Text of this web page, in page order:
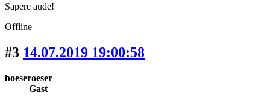
Sapere aude!
Offline
#3 14.07.2019 19:00:58
boeseroeser
Gast